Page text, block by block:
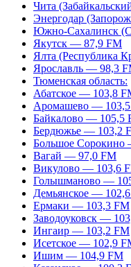
Чита
Энергодар
Южно-Сахалинск
Якутск — 87,9 FM
Ялта (Республика
Ярославль — 98,3
Тюменская область:
Абатское — 103,8
Аромашево —
Байкалово — 105,5
Бердюжье — 103,2
Большое Сорокино
Вагай — 97,0 FM
Викулово — 103,6
Голышманово —
Демьянское —
Ермаки — 103,3 FM
Заводоуковск —
Ингаир — 103,2 FM
Исетское — 102,9
Ишим — 104,9 FM